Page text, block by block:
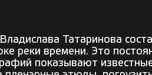
Татаринова
реки времени. Это
показывают